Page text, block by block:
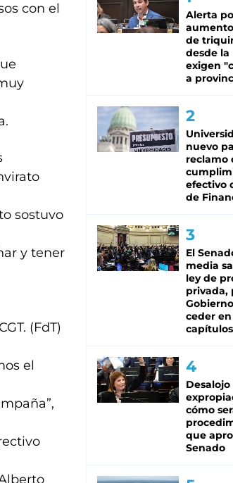
con el
sostuvo
y tener
(FdT)
el
Alerta
de
desde la
exigen
a
nuevo
reclamo
efectivo
de
El
media
ley de
privada,
ceder
capítulos
cómo
que
Senado